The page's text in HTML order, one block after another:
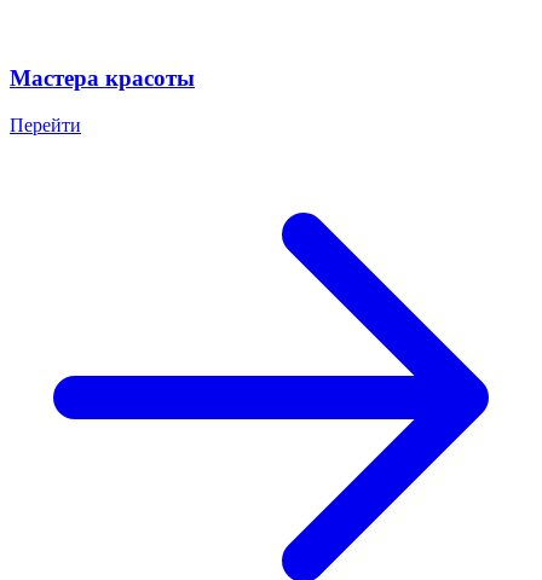
Мастера красоты
Перейти